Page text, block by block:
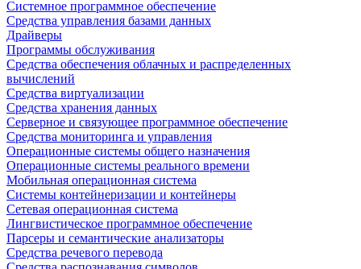
Системное программное обеспечение
Средства управления базами данных
Драйверы
Программы обслуживания
Средства обеспечения облачных и распределенных
вычислений
Средства виртуализации
Средства хранения данных
Серверное и связующее программное обеспечение
Средства мониторинга и управления
Операционные системы общего назначения
Операционные системы реального времени
Мобильная операционная система
Системы контейнеризации и контейнеры
Сетевая операционная система
Лингвистическое программное обеспечение
Парсеры и семантические анализаторы
Средства речевого перевода